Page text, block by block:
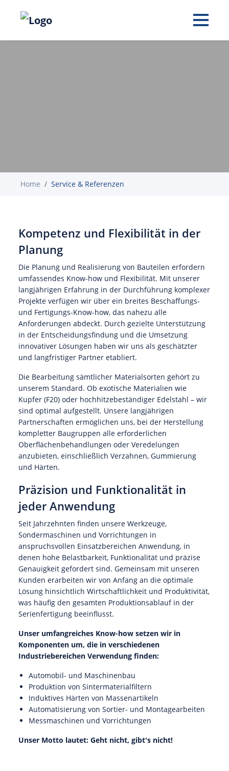
Home Service & Referenzen
Kompetenz und Flexibilität in der
Planung
Die Planung und Realisierung von Bauteilen erfordern
umfassendes Know-how und Flexibilität. Mit unserer
langjährigen Erfahrung in der Durchführung komplexer
Projekte verfügen wir über ein breites Beschaffungs-
und Fertigungs-Know-how, das nahezu alle
Anforderungen abdeckt. Durch gezielte Unterstützung
in der Entscheidungsfindung und die Umsetzung
innovativer Lösungen haben wir uns als geschätzter
und langfristiger Partner etabliert.
Die Bearbeitung sämtlicher Materialsorten gehört zu
unserem Standard. Ob exotische Materialien wie
Kupfer (F20) oder hochhitzebeständiger Edelstahl – wir
sind optimal aufgestellt. Unsere langjährigen
Partnerschaften ermöglichen uns, bei der Herstellung
kompletter Baugruppen alle erforderlichen
Oberflächenbehandlungen oder Veredelungen
anzubieten, einschließlich Verzahnen, Gummierung
und Härten.
Präzision und Funktionalität in
jeder Anwendung
Seit Jahrzehnten finden unsere Werkzeuge,
Sondermaschinen und Vorrichtungen in
anspruchsvollen Einsatzbereichen Anwendung, in
denen hohe Belastbarkeit, Funktionalität und präzise
Genauigkeit gefordert sind. Gemeinsam mit unseren
Kunden erarbeiten wir von Anfang an die optimale
Lösung hinsichtlich Wirtschaftlichkeit und Produktivität,
was häufig den gesamten Produktionsablauf in der
Serienfertigung beeinflusst.
Unser umfangreiches Know-how setzen wir in
Komponenten um, die in verschiedenen
Industriebereichen Verwendung finden:
Automobil- und Maschinenbau
Produktion von Sintermaterialfiltern
Induktives Härten von Massenartikeln
Automatisierung von Sortier- und Montagearbeiten
Messmaschinen und Vorrichtungen
Unser Motto lautet: Geht nicht, gibt's nicht!